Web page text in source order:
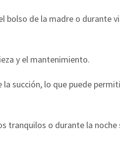
de la madre o durante
y el mantenimiento.
succión, lo que puede
tranquilos o durante la